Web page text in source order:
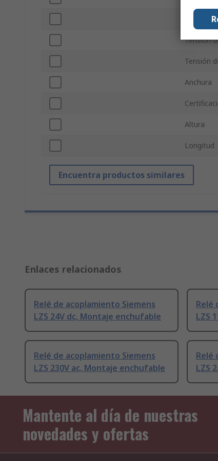
Tensión
Tensión
Anchura
Altura
Longitud
Encuentra productos similares
Enlaces relacionados
Relé de acoplamiento Siemens
LZS 24V dc, Montaje enchufable
Relé
LZS
Relé de acoplamiento Siemens
LZS 230V ac, Montaje enchufable
Relé
LZS
Mantente al día de nuestras
novedades y ofertas